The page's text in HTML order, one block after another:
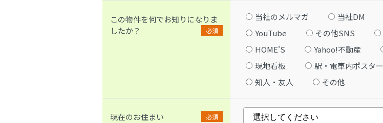
この物件を何でお知りになりま
したか？
必須
当社のメルマガ 当社DM
YouTube
その他SNS
HOME'S
Yahoo!不動産
現地看板
駅・電車内ポスター
知人・友人
その他
現在のお住まい 必須